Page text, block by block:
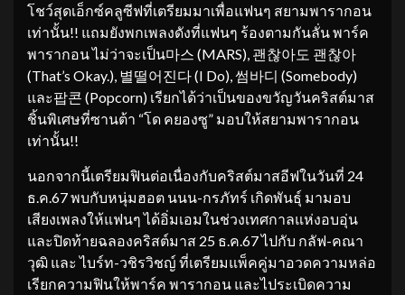
โชว์สุดเอ็กซ์คลูซีฟที่เตรียมมาเพื่อแฟนๆ สยามพารากอน
เท่านั้น!! แถมยังพกเพลงดังที่แฟนๆ ร้องตามกันลั่น พาร์ค
พารากอน ไม่ว่าจะเป็น마스 (MARS), 괜찮아도 괜찮아
(That’s Okay.), 별떨어진다 (I Do), 썸바디 (Somebody)
และ팝콘 (Popcorn) เรียกได้ว่าเป็นของขวัญวันคริสต์มาส
ชิ้นพิเศษที่ซานต้า “โด คยองซู” มอบให้สยามพารากอน
เท่านั้น!!
นอกจากนี้เตรียมฟินต่อเนื่องกับคริสต์มาสอีฟในวันที่ 24
ธ.ค.67 พบกับหนุ่มฮอต นนน-กรภัทร์ เกิดพันธุ์ มามอบ
เสียงเพลงให้แฟนๆ ได้อิ่มเอมในช่วงเทศกาลแห่งอบอุ่น
และปิดท้ายฉลองคริสต์มาส 25 ธ.ค.67 ไปกับ กลัฟ-คณา
วุฒิ และ ไบร์ท-วชิรวิชญ์ ที่เตรียมแพ็คคู่มาอวดความหล่อ
เรียกความฟินให้พาร์ค พารากอน และไประเบิดความ